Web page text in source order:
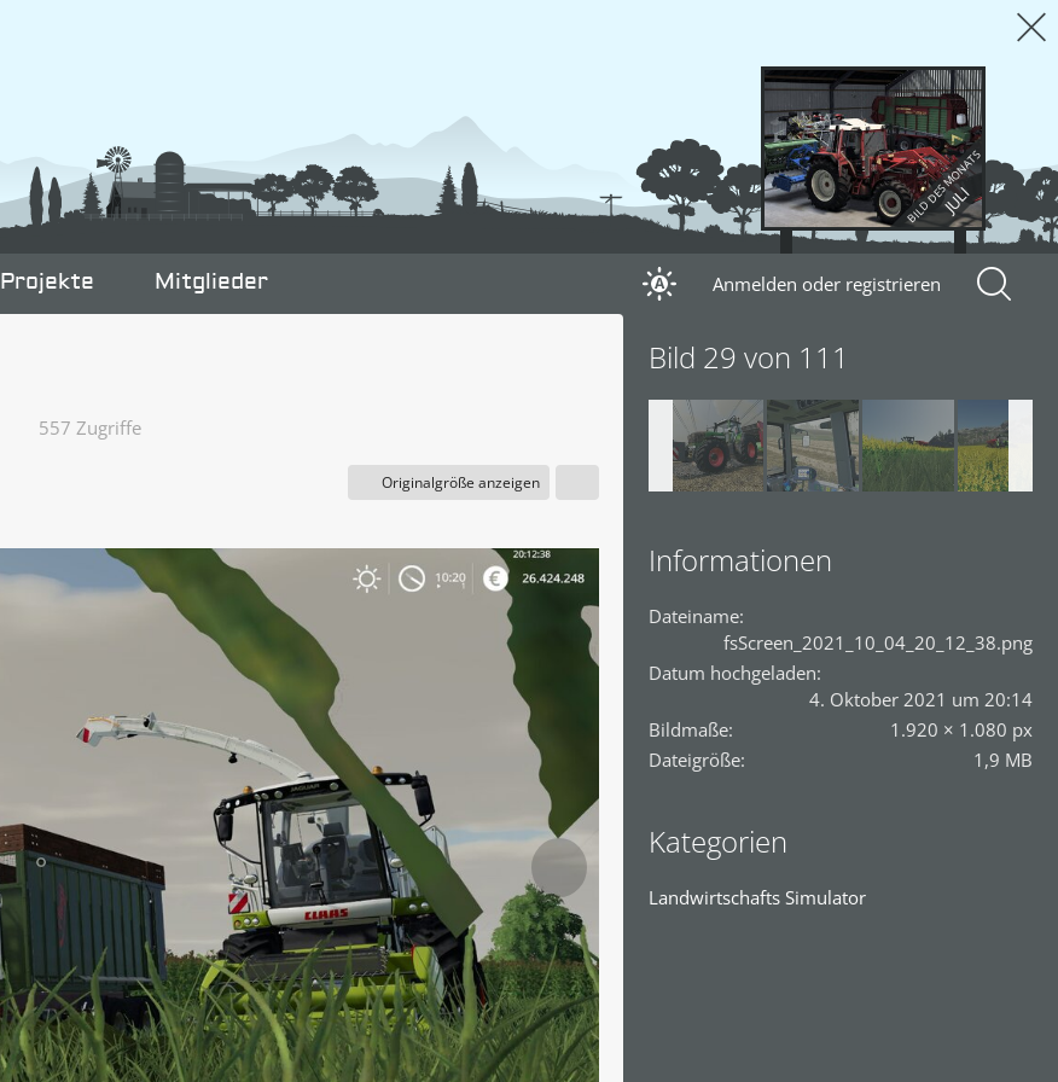
BILD DES MONATS
JULI
Projekte Mitglieder A Anmelden oder registrieren
557 Zugriffe
Originalgröße anzeigen
Bild 29 von 111
Informationen
Dateiname
fsScreen_2021_10_04_20_12_38.png
Datum hochgeladen
4. Oktober 2021 um 20:14
Bildmaße
1.920 × 1.080 px
Dateigröße
1,9 MB
Kategorien
Landwirtschafts Simulator